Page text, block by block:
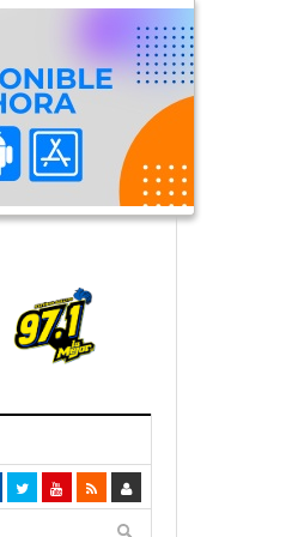
Una Contraloría Ciudadana’